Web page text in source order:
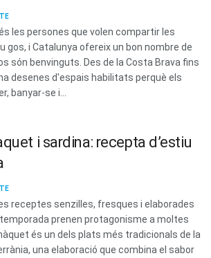
les persones que volen compartir les
gos, i Catalunya ofereix un bon nombre de
són benvinguts. Des de la Costa Brava fins
desenes d'espais habilitats perquè els
banyar-se i...
i sardina: recepta d’estiu
receptes senzilles, fresques i elaborades
prenen protagonisme a moltes
és un dels plats més tradicionals de la
una elaboració que combina el sabor